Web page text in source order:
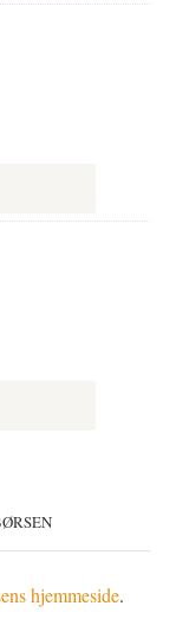
hjemmeside.